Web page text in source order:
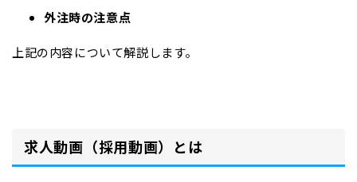
外注時の注意点
上記の内容について解説します。
求人動画（採用動画）とは